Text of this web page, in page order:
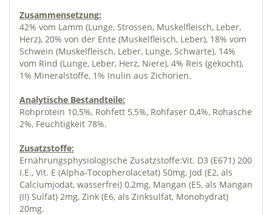
Zusammensetzung:
42% vom Lamm (Lunge, Strossen, Muskelfleisch, Leber,
Herz), 20% von der Ente (Muskelfleisch, Leber), 18% vom
Schwein (Muskelfleisch, Leber, Lunge, Schwarte), 14%
vom Rind (Lunge, Leber, Herz, Niere), 4% Reis (gekocht),
1% Mineralstoffe, 1% Inulin aus Zichorien.
Analytische Bestandteile:
Rohprotein 10,5%, Rohfett 5,5%, Rohfaser 0,4%, Rohasche
2%, Feuchtigkeit 78%.
Zusatzstoffe:
Ernährungsphysiologische Zusatzstoffe:Vit. D3 (E671) 200
I.E., Vit. E (Alpha-Tocopherolacetat) 50mg, Jod (E2, als
Calciumjodat, wasserfrei) 0,2mg, Mangan (E5, als Mangan
(II) Sulfat) 2mg, Zink (E6, als Zinksulfat, Monohydrat)
20mg.